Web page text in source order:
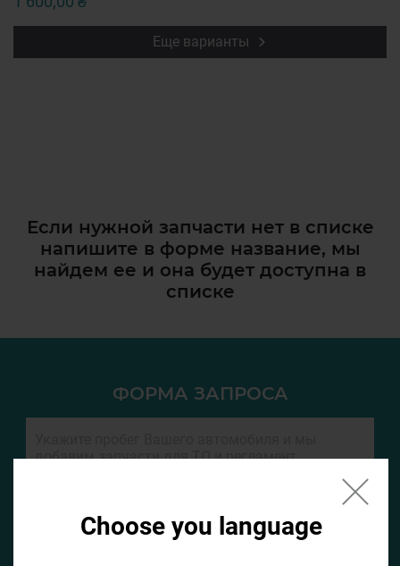
Choose you language
Еще варианты
Если нужной запчасти нет в списке
напишите в форме название, мы
найдем ее и она будет доступна в
списке
ФОРМА ЗАПРОСА